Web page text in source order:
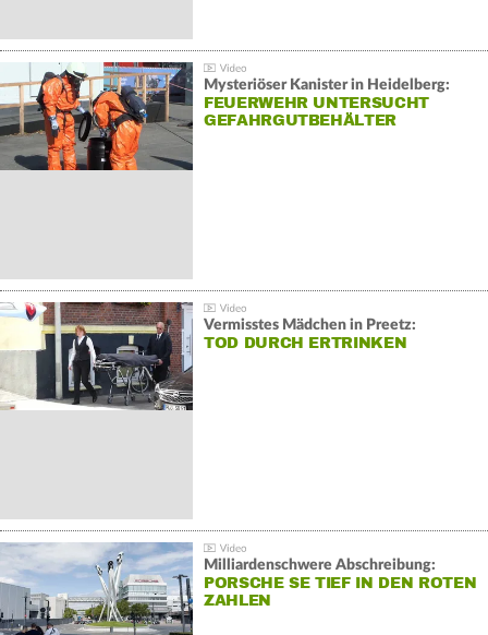
Mysteriöser Kanister in Heidelberg:
FEUERWEHR UNTERSUCHT
GEFAHRGUTBEHÄLTER
Vermisstes Mädchen in Preetz:
TOD DURCH ERTRINKEN
Milliardenschwere Abschreibung:
PORSCHE SE TIEF IN DEN ROTEN
ZAHLEN